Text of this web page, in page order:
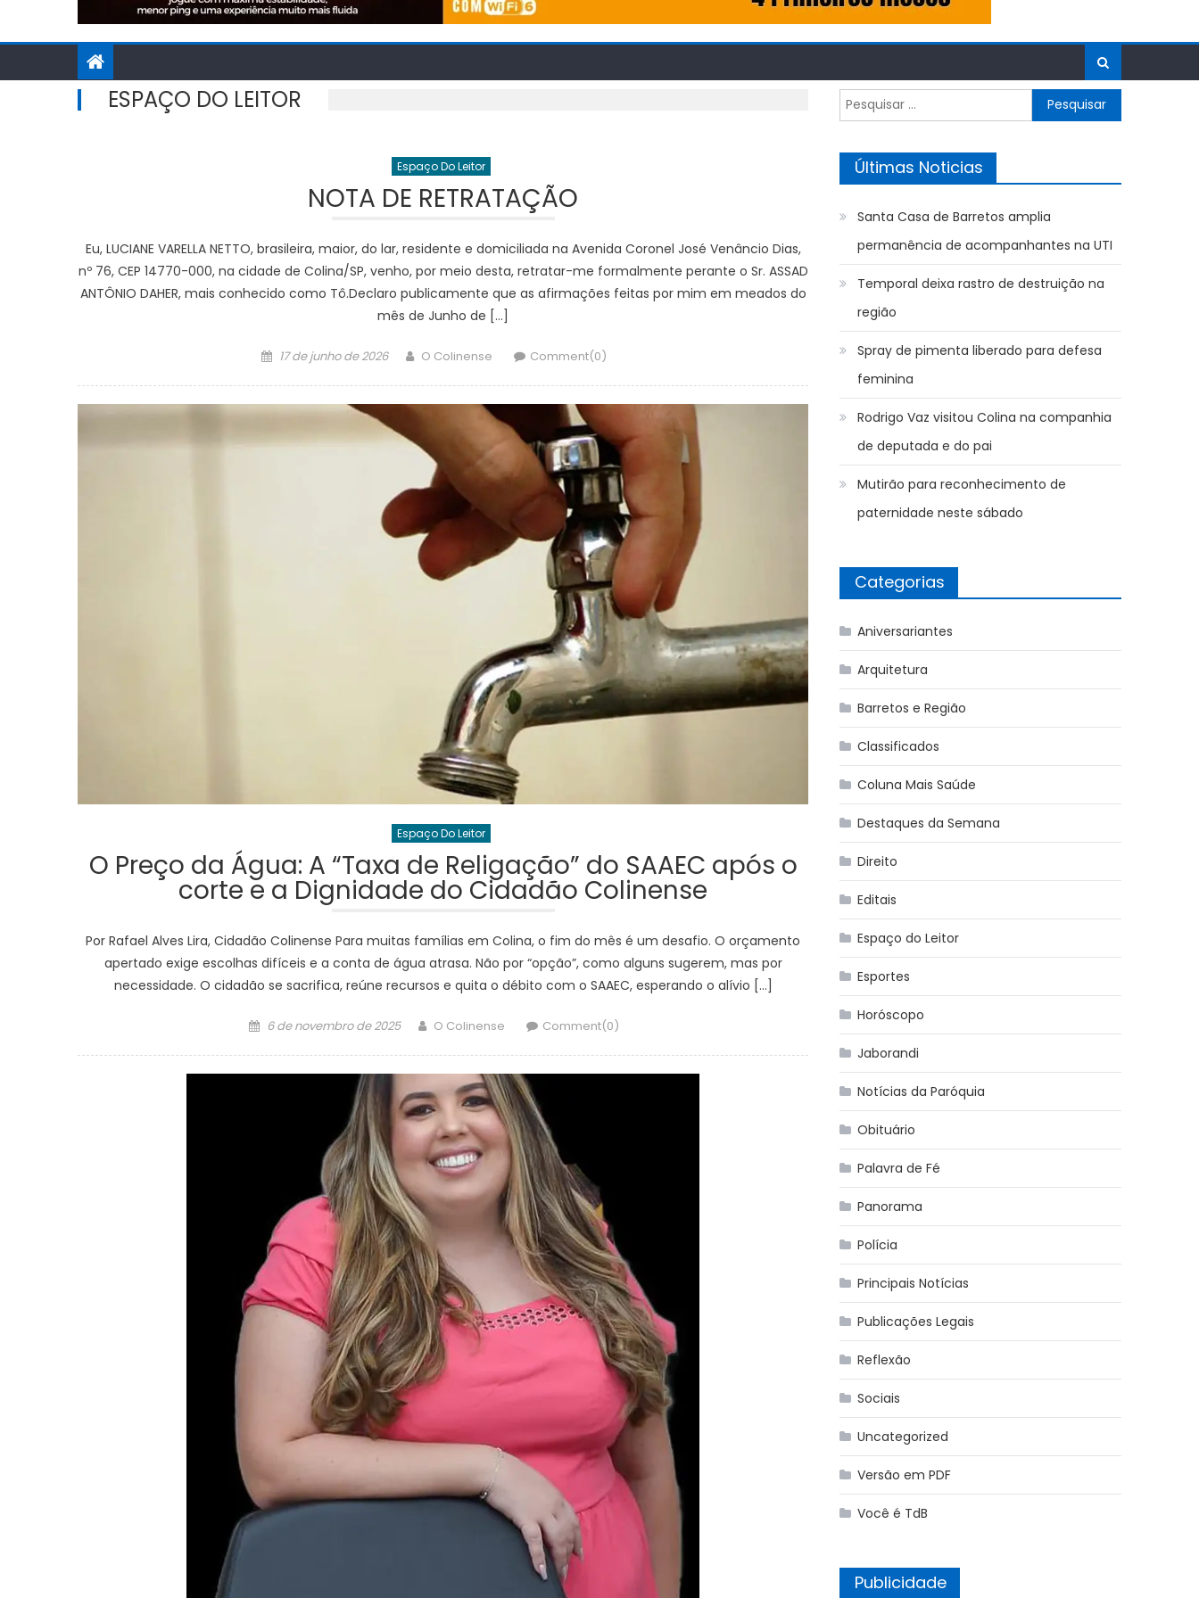
ESPAÇO DO LEITOR
Espaço Do Leitor
NOTA DE RETRATAÇÃO
Eu, LUCIANE VARELLA NETTO, brasileira, maior, do lar, residente e domiciliada na Avenida Coronel José Venâncio Dias,
nº 76, CEP 14770-000, na cidade de Colina/SP, venho, por meio desta, retratar-me formalmente perante o Sr. ASSAD
ANTÔNIO DAHER, mais conhecido como Tô.Declaro publicamente que as afirmações feitas por mim em meados do
mês de Junho de […]
Posted
17 de junho de 2026 Author
O Colinense Comment(0)
Espaço Do Leitor
O Preço da Água: A “Taxa de Religação” do SAAEC após o
corte e a Dignidade do Cidadão Colinense
Por Rafael Alves Lira, Cidadão Colinense Para muitas famílias em Colina, o fim do mês é um desafio. O orçamento
apertado exige escolhas difíceis e a conta de água atrasa. Não por “opção”, como alguns sugerem, mas por
necessidade. O cidadão se sacrifica, reúne recursos e quita o débito com o SAAEC, esperando o alívio […]
Posted
6 de novembro de 2025 Author
O Colinense Comment(0)
Pesquisar
por:
Últimas Noticias
Santa Casa de Barretos amplia
permanência de acompanhantes na UTI
Temporal deixa rastro de destruição na
região
Spray de pimenta liberado para defesa
feminina
Rodrigo Vaz visitou Colina na companhia
de deputada e do pai
Mutirão para reconhecimento de
paternidade neste sábado
Categorias
Aniversariantes
Arquitetura
Barretos e Região
Classificados
Coluna Mais Saúde
Destaques da Semana
Direito
Editais
Espaço do Leitor
Esportes
Horóscopo
Jaborandi
Notícias da Paróquia
Obituário
Palavra de Fé
Panorama
Polícia
Principais Notícias
Publicações Legais
Reflexão
Sociais
Uncategorized
Versão em PDF
Você é TdB
Publicidade